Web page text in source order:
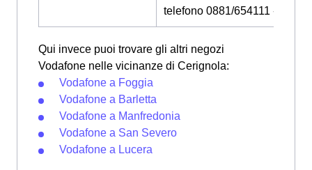
telefono 0881/654111 -
Qui invece puoi trovare gli altri negozi
Vodafone nelle vicinanze di Cerignola:
Vodafone a Foggia
Vodafone a Barletta
Vodafone a Manfredonia
Vodafone a San Severo
Vodafone a Lucera